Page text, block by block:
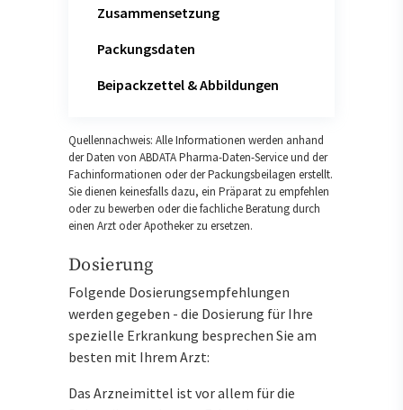
Zusammensetzung
Packungsdaten
Beipackzettel & Abbildungen
Quellennachweis: Alle Informationen werden anhand
der Daten von ABDATA Pharma-Daten-Service und der
Fachinformationen oder der Packungsbeilagen erstellt.
Sie dienen keinesfalls dazu, ein Präparat zu empfehlen
oder zu bewerben oder die fachliche Beratung durch
einen Arzt oder Apotheker zu ersetzen.
Dosierung
Folgende Dosierungsempfehlungen
werden gegeben - die Dosierung für Ihre
spezielle Erkrankung besprechen Sie am
besten mit Ihrem Arzt:
Das Arzneimittel ist vor allem für die